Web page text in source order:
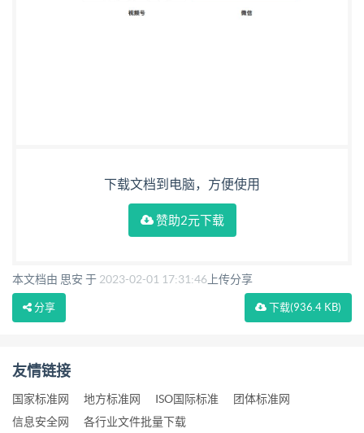
心架上体与下体等为重 要零件，粗加工后应进行热时
工件中心架上体与下体的结合面； d) 进给箱与床身的
结合面； e) 钻杆中心架上体与下体的结合面； f) 丝杠
支架与床身的结合面； g) 齿条与床身的结合面； h)
固后用0.04mm塞尺检验时不应插入，但充许局部（2
处～3处）插 入深度不应大于20mm。插入部位的长
度小于或等于结合面长度的1/5，但不大于100mm，
核： 2 SAG GB/T31397—2015 a） 钻杆箱导轨副； b)
钻杆中心架导轨副。 6.7下列导轨副应按“移置导轨”
的要求考核： a）工件中心架导轨副； b）工件主轴
下载文档到电脑，方便使用
赞助2元下载
本文档由 思安 于 2023-02-01 17:31:46 上传分享
下载(936.4 KB)
分享
友情链接
国家标准网 地方标准网 ISO国际标准
团体标准网
信息安全网
各行业文件批量下载